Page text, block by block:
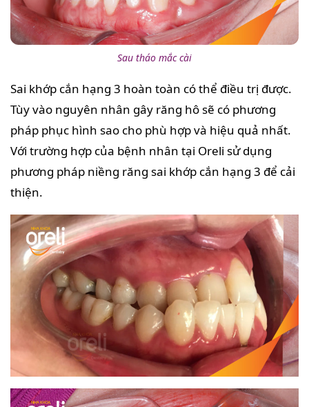
Sau tháo mắc cài
Sai khớp cắn hạng 3 hoàn toàn có thể điều trị được.
Tùy vào nguyên nhân gây răng hô sẽ có phương
pháp phục hình sao cho phù hợp và hiệu quả nhất.
Với trường hợp của bệnh nhân tại Oreli sử dụng
phương pháp niềng răng sai khớp cắn hạng 3 để cải
thiện.